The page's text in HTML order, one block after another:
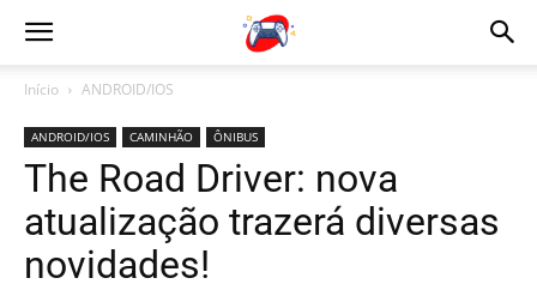
Início ANDROID/IOS
ANDROID/IOS CAMINHÃO ÔNIBUS
The Road Driver: nova
atualização trazerá diversas
novidades!